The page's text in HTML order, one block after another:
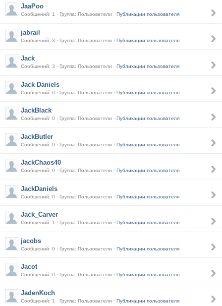
JaaPoo
Сообщений: 1 · Группа: Пользователи · Публикации пользователя
jabrail
Сообщений: 3 · Группа: Пользователи · Публикации пользователя
Jack
Сообщений: 3 · Группа: Пользователи · Публикации пользователя
Jack Daniels
Сообщений: 0 · Группа: Пользователи · Публикации пользователя
JackBlack
Сообщений: 0 · Группа: Пользователи · Публикации пользователя
JackButler
Сообщений: 0 · Группа: Пользователи · Публикации пользователя
JackChaos40
Сообщений: 0 · Группа: Пользователи · Публикации пользователя
JackDaniels
Сообщений: 0 · Группа: Пользователи · Публикации пользователя
Jack_Carver
Сообщений: 1 · Группа: Пользователи · Публикации пользователя
jacobs
Сообщений: 0 · Группа: Пользователи · Публикации пользователя
Jacot
Сообщений: 0 · Группа: Пользователи · Публикации пользователя
JadenKoch
Сообщений: 1 · Группа: Пользователи · Публикации пользователя